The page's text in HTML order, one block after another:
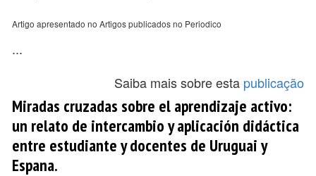
Artigo apresentado no Artigos publicados no Periodico
...
Saiba mais sobre esta publicação
Miradas cruzadas sobre el aprendizaje activo:
un relato de intercambio y aplicación didáctica
entre estudiante y docentes de Uruguai y
Espana.